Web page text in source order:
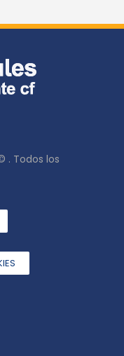
. Todos los